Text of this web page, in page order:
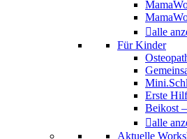
alle
Für Kinder
Erste
Beikost
alle
Aktuelle